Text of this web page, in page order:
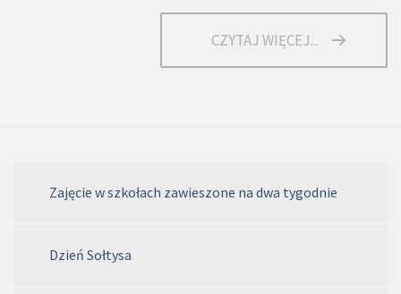
CZYTAJ WIĘCEJ...
Zajęcie w szkołach zawieszone na dwa tygodnie
Dzień Sołtysa